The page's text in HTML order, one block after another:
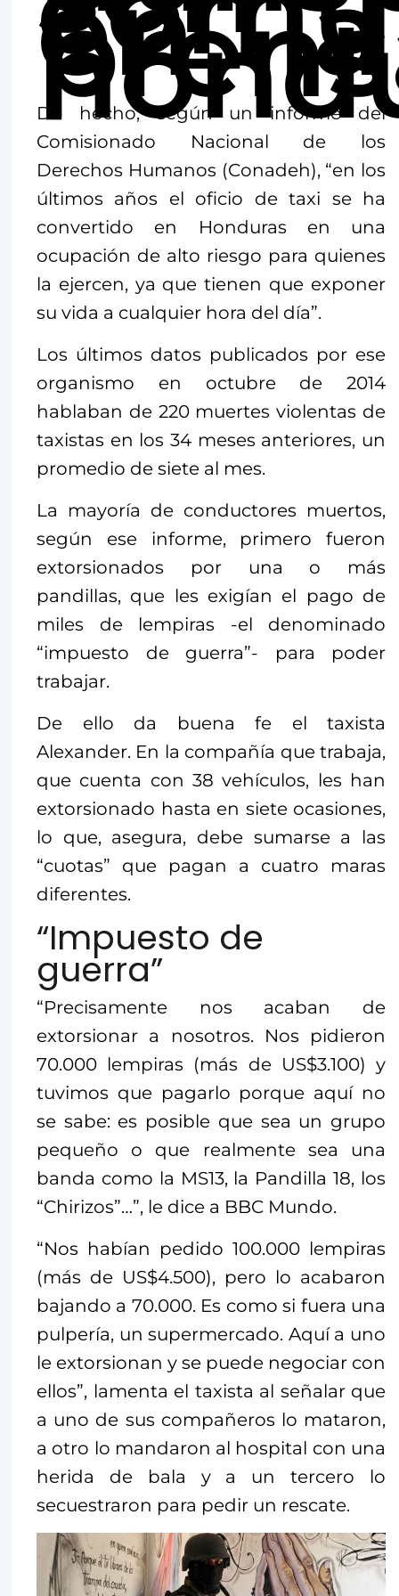
en la
De hecho, según un informe del
Comisionado Nacional de los
Derechos Humanos (Conadeh), “en los
últimos años el oficio de taxi se ha
convertido en Honduras en una
ocupación de alto riesgo para quienes
la ejercen, ya que tienen que exponer
su vida a cualquier hora del día”.
Los últimos datos publicados por ese
organismo en octubre de 2014
hablaban de 220 muertes violentas de
taxistas en los 34 meses anteriores, un
promedio de siete al mes.
La mayoría de conductores muertos,
según ese informe, primero fueron
extorsionados por una o más
pandillas, que les exigían el pago de
miles de lempiras -el denominado
“impuesto de guerra”- para poder
trabajar.
De ello da buena fe el taxista
Alexander. En la compañía que trabaja,
que cuenta con 38 vehículos, les han
extorsionado hasta en siete ocasiones,
lo que, asegura, debe sumarse a las
“cuotas” que pagan a cuatro maras
diferentes.
“Impuesto de
guerra”
“Precisamente nos acaban de
extorsionar a nosotros. Nos pidieron
70.000 lempiras (más de US$3.100) y
tuvimos que pagarlo porque aquí no
se sabe: es posible que sea un grupo
pequeño o que realmente sea una
banda como la MS13, la Pandilla 18, los
“Chirizos”…”, le dice a BBC Mundo.
“Nos habían pedido 100.000 lempiras
(más de US$4.500), pero lo acabaron
bajando a 70.000. Es como si fuera una
pulpería, un supermercado. Aquí a uno
le extorsionan y se puede negociar con
ellos”, lamenta el taxista al señalar que
a uno de sus compañeros lo mataron,
a otro lo mandaron al hospital con una
herida de bala y a un tercero lo
secuestraron para pedir un rescate.